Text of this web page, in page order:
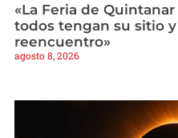
«La Feria de
todos tengan su sitio
reencuentro»
agosto 8, 2026